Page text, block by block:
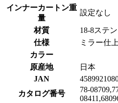
インナーカートン重
量
設定なし
材質
18-8ステ
仕様
ミラー仕
カラー
原産地
日本
JAN
カタログ番号
78-